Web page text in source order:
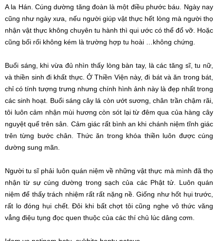
A la Hán. Cúng dường tăng đoàn là một điều phước báu. Ngày nay
cũng như ngày xưa, nếu người giúp vật thực hết lòng mà người thọ
nhận vật thực không chuyên tu hành thì qui ước có thể đổ vỡ. Hoặc
cũng bối rối không kém là trường hợp tu hoài …không chứng.
Buổi sáng, khi vừa đủ nhìn thấy lòng bàn tay, là các tăng sĩ, tu nữ,
và thiền sinh đi khất thực. Ở Thiền Viện này, đi bát và ăn trong bát,
chỉ có tính tượng trưng nhưng chính hình ảnh này là đẹp nhất trong
các sinh hoạt. Buổi sáng cây lá còn ướt sương, chân trần chậm rãi,
tôi luôn cảm nhận mùi hương còn sót lại từ đêm qua của hàng cây
nguyệt quế trên sân. Cảm giác rất bình an khi chánh niệm tĩnh giác
trên từng bước chân. Thức ăn trong khóa thiền luôn được cúng
dường sung mãn.
Người tu sĩ phải luôn quán niệm về những vật thực mà mình đã thọ
nhận từ sự cúng dường trong sạch của các Phật tử. Luôn quán
niệm để thấy trách nhiệm rất rất nặng nề. Giống như hốt hụi trước,
rất lo đóng hụi chết. Đôi khi bất chợt tôi cũng nghe vô thức văng
vẳng điệu tụng đọc quen thuộc của các thí chủ lúc dâng cơm.